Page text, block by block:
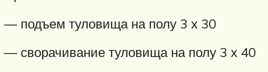
— подъем туловища на полу 3 х 30
— сворачивание туловища на полу 3 х 40